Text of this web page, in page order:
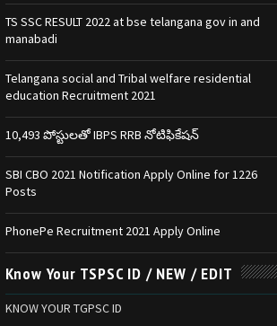
TS SSC RESULT 2022 at bse telangana gov in and
manabadi
Telangana social and Tribal welfare residential
education Recruitment 2021
10,493 పోస్టులతో IBPS RRB నోటిఫికేషన్‌
SBI CBO 2021 Notification Apply Online for 1226
Posts
PhonePe Recruitment 2021 Apply Online
Know Your TSPSC ID / NEW / EDIT
KNOW YOUR TGPSC ID